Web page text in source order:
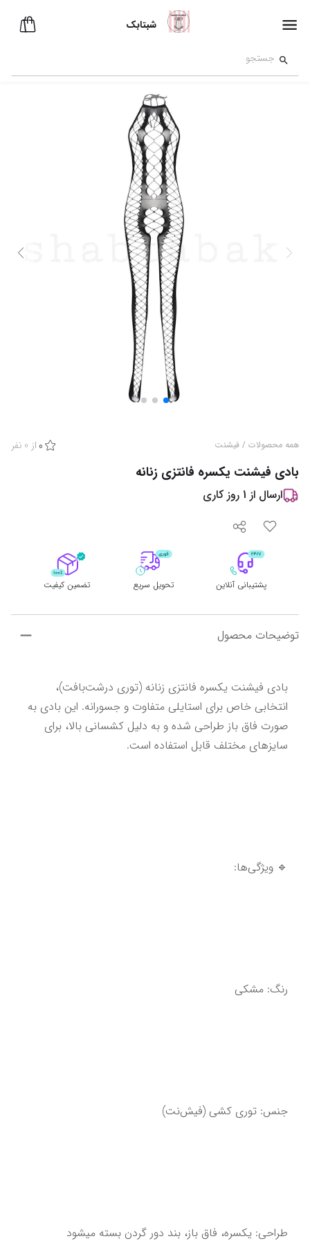
شبتابک
همه محصولات / فیشنت 0 از 0 نفر
بادی فیشنت یکسره فانتزی زنانه
ارسال از 1 روز کاری
پشتیبانی آنلاین تحویل سریع تضمین کیفیت
توضیحات محصول
سایزهای مختلف قابل استفاده است.
🔹 ویژگی‌ها:
رنگ: مشکی
جنس: توری کشی (فیش‌نت)
طراحی: یکسره، فاق باز، بند دور گردن بسته میشود